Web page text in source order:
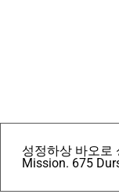
성정하상 바오로
Mission. 675